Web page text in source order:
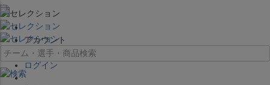
×
アカウント
ログイン